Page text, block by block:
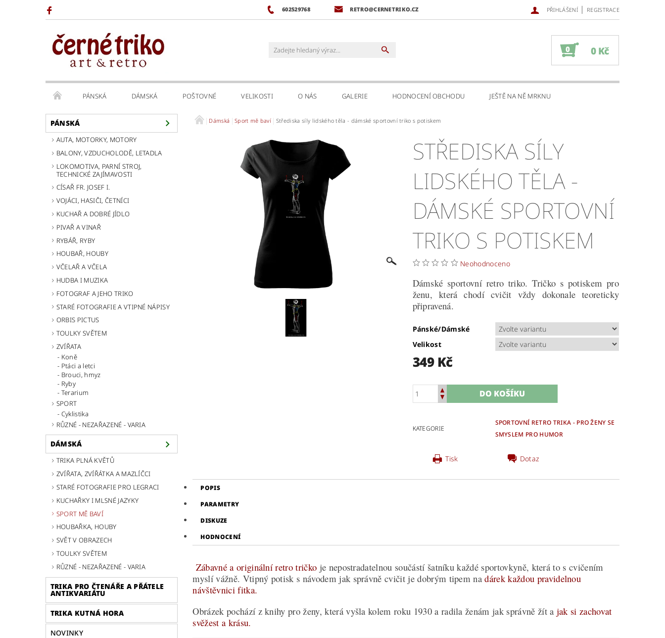
602529768 RETRO@CERNETRIKO.CZ PŘIHLÁŠENÍ | REGISTRACE
0 0 Kč
PÁNSKÁ DÁMSKÁ POŠTOVNÉ VELIKOSTI O NÁS GALERIE HODNOCENÍ OBCHODU JEŠTĚ NA NĚ MRKNU
PÁNSKÁ
AUTA, MOTORKY, MOTORY
BALONY, VZDUCHOLODĚ, LETADLA
LOKOMOTIVA, PARNÍ STROJ,
TECHNICKÉ ZAJÍMAVOSTI
CÍSAŘ FR. JOSEF I.
VOJÁCI, HASIČI, ČETNÍCI
KUCHAŘ A DOBRÉ JÍDLO
PIVAŘ A VINAŘ
RYBÁŘ, RYBY
HOUBAŘ, HOUBY
VČELAŘ A VČELA
HUDBA I MUZIKA
FOTOGRAF A JEHO TRIKO
STARÉ FOTOGRAFIE A VTIPNÉ NÁPISY
ORBIS PICTUS
TOULKY SVĚTEM
ZVÍŘATA
Koně
Ptáci a letci
Brouci, hmyz
Ryby
Terarium
SPORT
Cyklistika
RŮZNÉ - NEZAŘAZENÉ - VARIA
DÁMSKÁ
TRIKA PLNÁ KVĚTŮ
ZVÍŘATA, ZVÍŘÁTKA A MAZLÍČCI
STARÉ FOTOGRAFIE PRO LEGRACI
KUCHAŘKY I MLSNÉ JAZYKY
SPORT MĚ BAVÍ
HOUBAŘKA, HOUBY
SVĚT V OBRAZECH
TOULKY SVĚTEM
RŮZNÉ - NEZAŘAZENÉ - VARIA
TRIKA PRO ČTENÁŘE A PŘÁTELE
ANTIKVARIÁTU
TRIKA KUTNÁ HORA
NOVINKY
Dámská Sport mě baví Střediska síly lidského těla - dámské sportovní triko s potiskem
STŘEDISKA SÍLY
LIDSKÉHO TĚLA -
DÁMSKÉ SPORTOVNÍ
TRIKO S POTISKEM
Neohodnoceno
Dámské sportovní retro triko. Tričko s potiskem pro
ženu, která chodí cvičit vždy dokonale teoreticky
připravená.
Pánské/Dámské
Velikost
349 Kč
KATEGORIE
SPORTOVNÍ RETRO TRIKA - PRO ŽENY SE
SMYSLEM PRO HUMOR
Tisk Dotaz
POPIS
PARAMETRY
DISKUZE
HODNOCENÍ
Zábavné a originální retro tričko je nepostradatelnou součástí šatníku každé sportovkyně, která to s cvičením
myslí vážně. Vtipný potisk s návodem jak správně cvičit je dobrým tipem nadárek každou pravidelnou
návštěvnici fitka.
Obrázek pochází z knihy pro ženy, která vyšla kolem roku 1930 a radila ženám jak správně žít a jak si zachovat
svěžest a krásu.